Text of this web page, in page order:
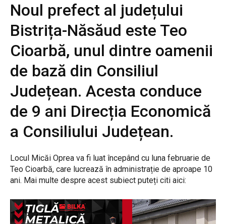
Noul prefect al județului
Bistrița-Năsăud este Teo
Cioarbă, unul dintre oamenii
de bază din Consiliul
Județean. Acesta conduce
de 9 ani Direcția Economică
a Consiliului Județean.
Locul Micăi Oprea va fi luat începând cu luna februarie de
Teo Cioarbă, care lucrează în administrație de aproape 10
ani. Mai multe despre acest subiect puteți citi aici: